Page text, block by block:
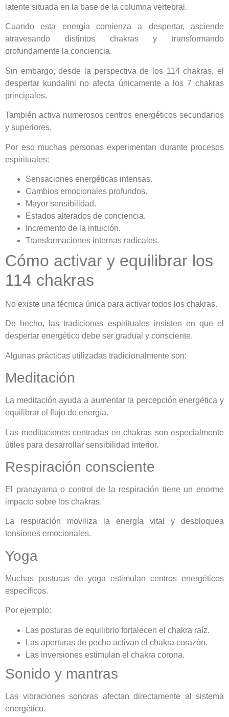
latente situada en la base de la columna vertebral.
Cuando esta energía comienza a despertar, asciende
atravesando distintos chakras y transformando
profundamente la conciencia.
Sin embargo, desde la perspectiva de los 114 chakras, el
despertar kundalini no afecta únicamente a los 7 chakras
principales.
También activa numerosos centros energéticos secundarios
y superiores.
Por eso muchas personas experimentan durante procesos
espirituales:
Sensaciones energéticas intensas.
Cambios emocionales profundos.
Mayor sensibilidad.
Estados alterados de conciencia.
Incremento de la intuición.
Transformaciones internas radicales.
Cómo activar y equilibrar los
114 chakras
No existe una técnica única para activar todos los chakras.
De hecho, las tradiciones espirituales insisten en que el
despertar energético debe ser gradual y consciente.
Algunas prácticas utilizadas tradicionalmente son:
Meditación
La meditación ayuda a aumentar la percepción energética y
equilibrar el flujo de energía.
Las meditaciones centradas en chakras son especialmente
útiles para desarrollar sensibilidad interior.
Respiración consciente
El pranayama o control de la respiración tiene un enorme
impacto sobre los chakras.
La respiración moviliza la energía vital y desbloquea
tensiones emocionales.
Yoga
Muchas posturas de yoga estimulan centros energéticos
específicos.
Por ejemplo:
Las posturas de equilibrio fortalecen el chakra raíz.
Las aperturas de pecho activan el chakra corazón.
Las inversiones estimulan el chakra corona.
Sonido y mantras
Las vibraciones sonoras afectan directamente al sistema
energético.